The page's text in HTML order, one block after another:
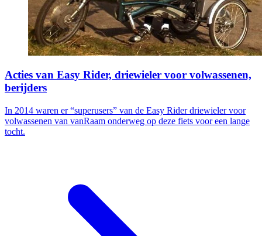
Acties van Easy Rider, driewieler voor volwassenen,
berijders
In 2014 waren er “superusers” van de Easy Rider driewieler voor
volwassenen van vanRaam onderweg op deze fiets voor een lange
tocht.